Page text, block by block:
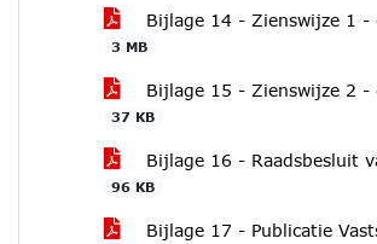
Bijlage 14 - Zienswijze 1 -
3 MB
Bijlage 15 - Zienswijze 2 -
37 KB
Bijlage 16 - Raadsbesluit
96 KB
Bijlage 17 - Publicatie